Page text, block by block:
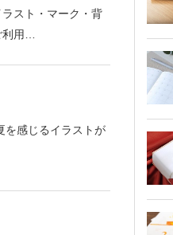
スト・マーク・背
用…
を感じるイラストが